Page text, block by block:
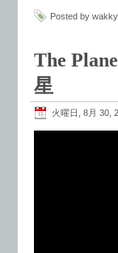
Posted by
The
星
火曜日, 8月 30,